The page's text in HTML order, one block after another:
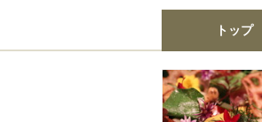
トップ